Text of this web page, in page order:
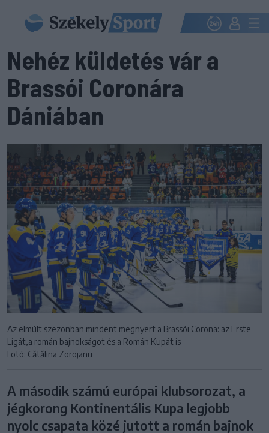
Nehéz küldetés vár a
Brassói Coronára
Dániában
Az elmúlt szezonban mindent megnyert a Brassói Corona: az Erste
Ligát,a román bajnokságot és a Román Kupát is
Fotó: Cătălina Zorojanu
A második számú európai klubsorozat, a
jégkorong Kontinentális Kupa legjobb
nyolc csapata közé jutott a román bajnok